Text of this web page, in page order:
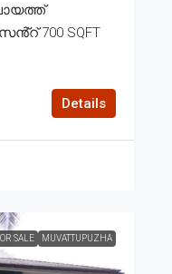
700 SQFT
Details
SALE MUVATTUPUZHA